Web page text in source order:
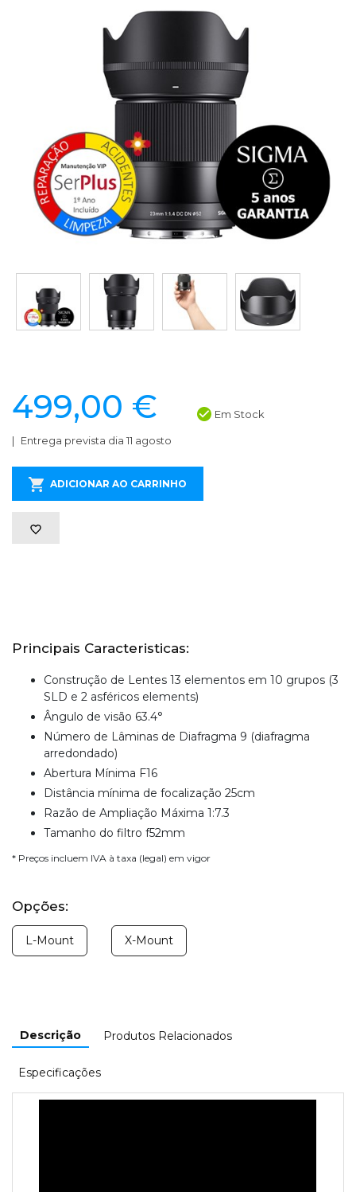
499,00 € Em Stock
Entrega prevista dia 11 agosto
ADICIONAR AO CARRINHO
Principais Caracteristicas:
Construção de Lentes 13 elementos em 10 grupos (3
SLD e 2 asféricos elements)
Ângulo de visão 63.4°
Número de Lâminas de Diafragma 9 (diafragma
arredondado)
Abertura Mínima F16
Distância mínima de focalização 25cm
Razão de Ampliação Máxima 1:7.3
Tamanho do filtro f52mm
* Preços incluem IVA à taxa (legal) em vigor
Opções:
L-Mount X-Mount
Descrição Produtos Relacionados
Especificações